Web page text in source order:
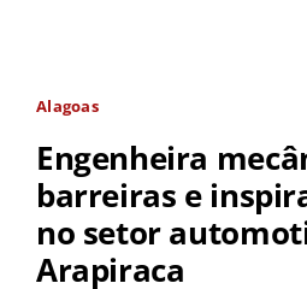
Alagoas
Engenheira
barreiras e
no setor
Arapiraca